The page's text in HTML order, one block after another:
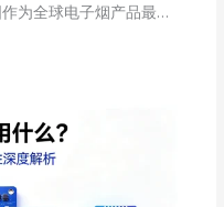
为全球电子烟产品最…